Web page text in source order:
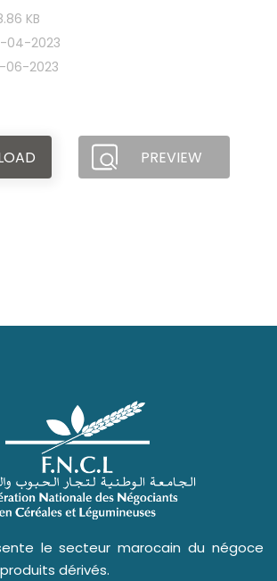
KB
04-2023
06-2023
PREVIEW
le secteur marocain du négoce
dérivés.